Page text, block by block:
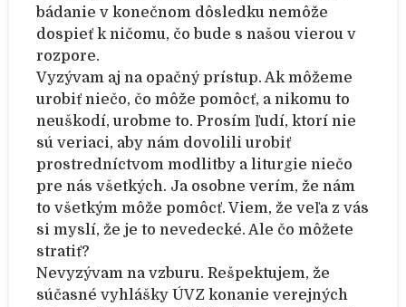
bádanie v konečnom dôsledku nemôže
dospieť k ničomu, čo bude s našou vierou v
rozpore.
Vyzývam aj na opačný prístup. Ak môžeme
urobiť niečo, čo môže pomôcť, a nikomu to
neuškodí, urobme to. Prosím ľudí, ktorí nie
sú veriaci, aby nám dovolili urobiť
prostredníctvom modlitby a liturgie niečo
pre nás všetkých. Ja osobne verím, že nám
to všetkým môže pomôcť. Viem, že veľa z vás
si myslí, že je to nevedecké. Ale čo môžete
stratiť?
Nevyzývam na vzburu. Rešpektujem, že
súčasné vyhlášky ÚVZ konanie verejných